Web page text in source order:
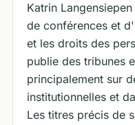
Katrin
de conférences et
et les droits des
publie des tribunes
principalement sur
institutionnelles et
Les titres précis de